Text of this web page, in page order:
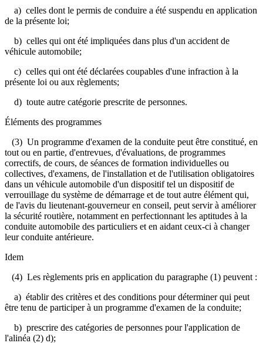
a) celles dont le permis de conduire a été suspendu en application
de la présente loi;
b) celles qui ont été impliquées dans plus d'un accident de
véhicule automobile;
c) celles qui ont été déclarées coupables d'une infraction à la
présente loi ou aux règlements;
d) toute autre catégorie prescrite de personnes.
Éléments des programmes
(3) Un programme d'examen de la conduite peut être constitué, en
tout ou en partie, d'entrevues, d'évaluations, de programmes
correctifs, de cours, de séances de formation individuelles ou
collectives, d'examens, de l'installation et de l'utilisation obligatoires
dans un véhicule automobile d'un dispositif tel un dispositif de
verrouillage du système de démarrage et de tout autre élément qui,
de l'avis du lieutenant-gouverneur en conseil, peut servir à améliorer
la sécurité routière, notamment en perfectionnant les aptitudes à la
conduite automobile des particuliers et en aidant ceux-ci à changer
leur conduite antérieure.
Idem
(4) Les règlements pris en application du paragraphe (1) peuvent :
a) établir des critères et des conditions pour déterminer qui peut
être tenu de participer à un programme d'examen de la conduite;
b) prescrire des catégories de personnes pour l'application de
l'alinéa (2) d);